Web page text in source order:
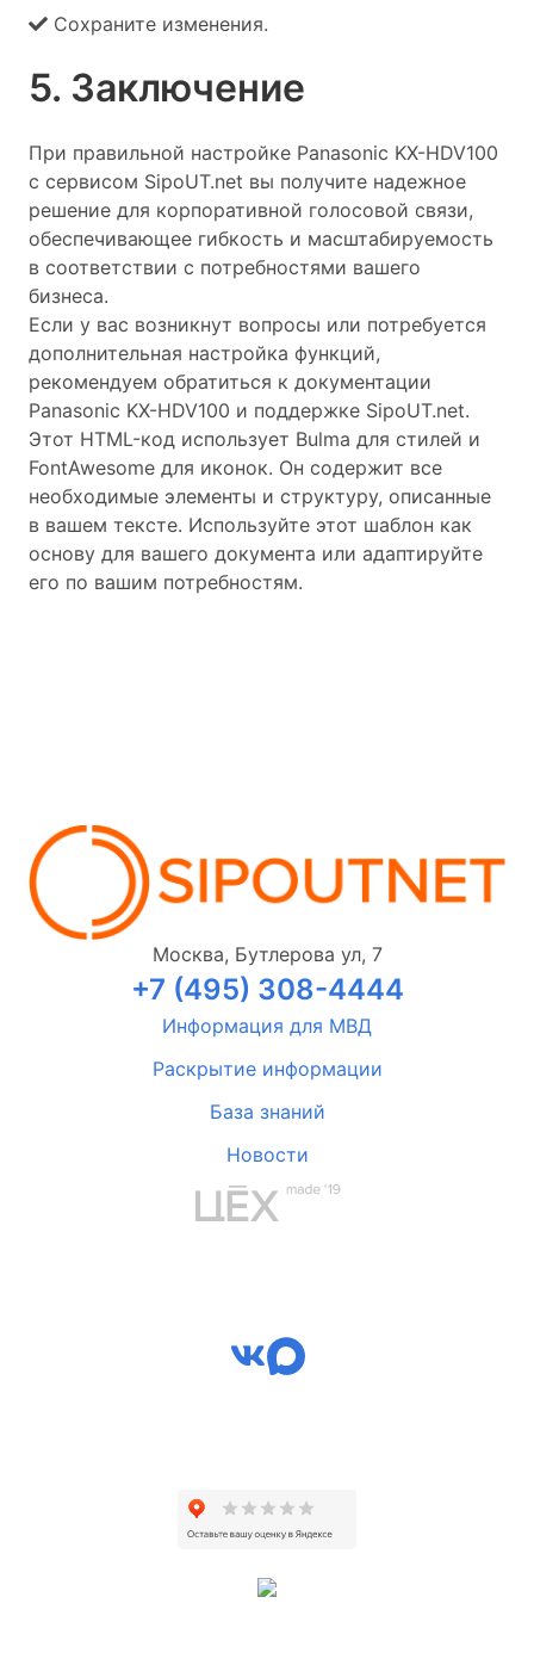
Сохраните изменения.
5. Заключение
При правильной настройке Panasonic KX-HDV100
с сервисом SipoUT.net вы получите надежное
решение для корпоративной голосовой связи,
обеспечивающее гибкость и масштабируемость
в соответствии с потребностями вашего
бизнеса.
Если у вас возникнут вопросы или потребуется
дополнительная настройка функций,
рекомендуем обратиться к документации
Panasonic KX-HDV100 и поддержке SipoUT.net.
Этот HTML-код использует Bulma для стилей и
FontAwesome для иконок. Он содержит все
необходимые элементы и структуру, описанные
в вашем тексте. Используйте этот шаблон как
основу для вашего документа или адаптируйте
его по вашим потребностям.
Москва, Бутлерова ул, 7
+7 (495) 308-4444
Информация для МВД
Раскрытие информации
База знаний
Новости